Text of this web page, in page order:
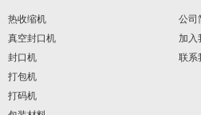
热收缩机
真空封口机
封口机
打包机
打码机
公司
加入
联系